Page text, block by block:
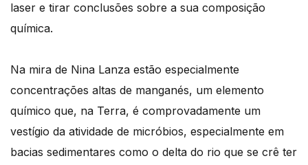
laser e tirar conclusões sobre a sua composição
química.
Na mira de Nina Lanza estão especialmente
concentrações altas de manganés, um elemento
químico que, na Terra, é comprovadamente um
vestígio da atividade de micróbios, especialmente em
bacias sedimentares como o delta do rio que se crê ter